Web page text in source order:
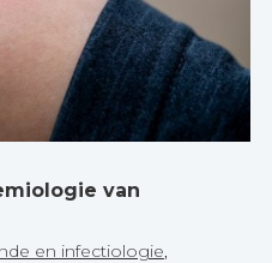
van
en infectiologie,